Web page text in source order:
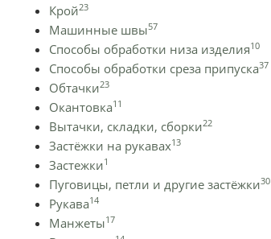
Крой23
Машинные швы57
Способы обработки низа изделия10
Способы обработки среза припуска37
Обтачки23
Окантовка11
Вытачки, складки, сборки22
Застёжки на рукавах13
Застежки1
Пуговицы, петли и другие застёжки30
Рукава14
Манжеты17